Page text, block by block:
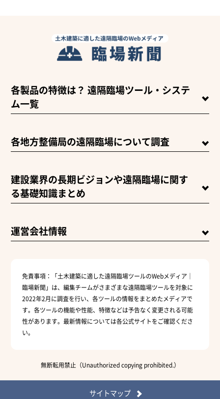
各製品の特徴は？ 遠隔臨場ツール・システ
ム一覧
各地方整備局の遠隔臨場について調査
建設業界の長期ビジョンや遠隔臨場に関す
る基礎知識まとめ
運営会社情報
免責事項：
「土木建築に適した遠隔臨場ツールのWebメディア｜
臨場新聞」は、編集チームがさまざまな遠隔臨場ツールを対象に
2022年2月に調査を行い、各ツールの情報をまとめたメディアで
す。各ツールの機能や性能、特徴などは予告なく変更される可能
性があります。最新情報については各公式サイトをご確認くださ
い。
無断転用禁止（Unauthorized copying prohibited.）
サイトマップ